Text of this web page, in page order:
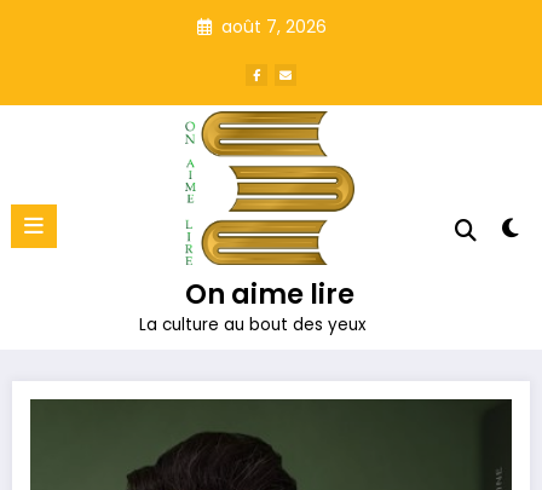
août 7, 2026
On aime lire
La culture au bout des yeux